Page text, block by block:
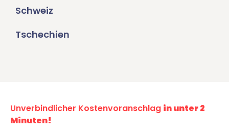
Schweiz
Tschechien
Unverbindlicher Kostenvoranschlag in unter 2
Minuten!